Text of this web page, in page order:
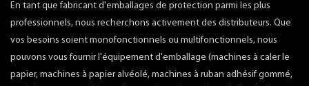
En tant que fabricant d'emballages de protection parmi les plus
professionnels, nous recherchons activement des distributeurs. Que
vos besoins soient monofonctionnels ou multifonctionnels, nous
pouvons vous fournir l'équipement d'emballage (machines à caler le
papier, machines à papier alvéolé, machines à ruban adhésif gommé,